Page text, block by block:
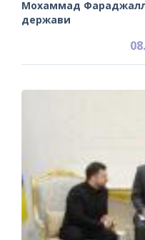
Мохаммад
держави